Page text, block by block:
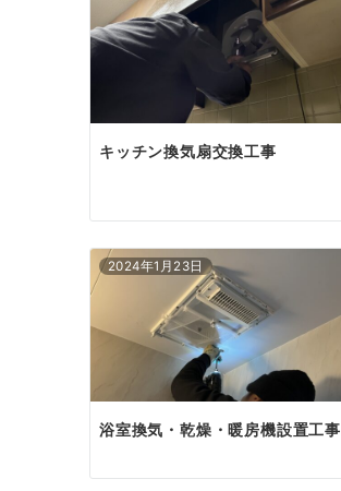
シ
ョ
キッチン換気扇交換工事
2024年1月23日
浴室換気・乾燥・暖房機設置工事